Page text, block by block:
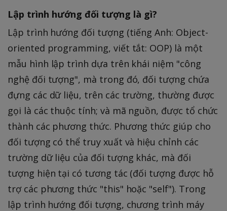
Lập trình hướng đối tượng là gì?
Lập trình hướng đối tượng (tiếng Anh: Object-
oriented programming, viết tắt: OOP) là một
mẫu hình lập trình dựa trên khái niệm "công
nghệ đối tượng", mà trong đó, đối tượng chứa
đựng các dữ liệu, trên các trường, thường được
gọi là các thuộc tính; và mã nguồn, được tổ chức
thành các phương thức. Phương thức giúp cho
đối tượng có thể truy xuất và hiệu chỉnh các
trường dữ liệu của đối tượng khác, mà đối
tượng hiện tại có tương tác (đối tượng được hỗ
trợ các phương thức "this" hoặc "self"). Trong
lập trình hướng đối tượng, chương trình máy